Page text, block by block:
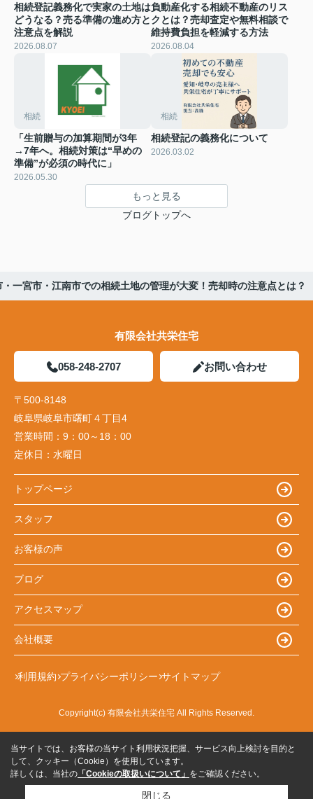
相続登記義務化で実家の土地は
どうなる？売る準備の進め方と
注意点を解説
2026.08.07
負動産化する相続不動産のリス
クとは？売却査定や無料相談で
維持費負担を軽減する方法
2026.08.04
相続
「生前贈与の加算期間が3年
→7年へ。相続対策は“早めの
準備”が必須の時代に」
2026.05.30
相続
相続登記の義務化について
2026.03.02
もっと見る
ブログトップへ
一宮市・江南市での相続土地の管理が大変！売却時の注意点とは？
有限会社共栄住宅
058-248-2707 お問い合わせ
〒500-8148
岐阜県岐阜市曙町４丁目4
営業時間： 9：00～18：00
定休日： 水曜日
トップページ
スタッフ
お客様の声
ブログ
アクセスマップ
会社概要
利用規約 プライバシーポリシー サイトマップ
Copyright(c) 有限会社共栄住宅 All Rights Reserved.
当サイトでは、お客様の当サイト利用状況把握、サービス向上検討を目的と
して、クッキー（Cookie）を使用しています。
詳しくは、当社の 「Cookieの取扱いについて」 をご確認ください。
閉じる